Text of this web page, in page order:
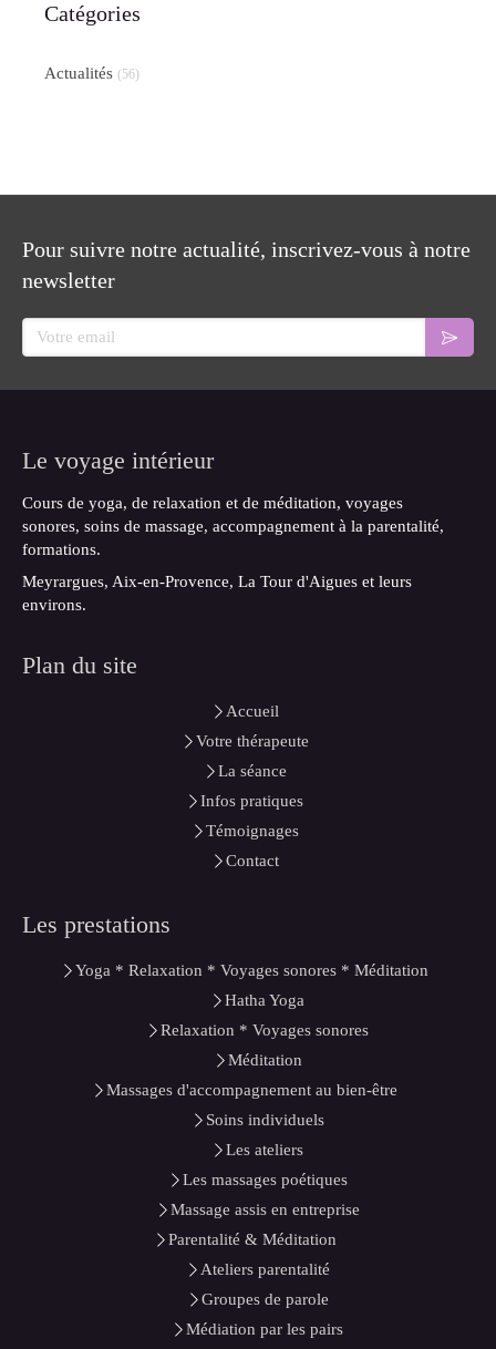
Catégories
Actualités (56)
Pour suivre notre actualité, inscrivez-vous à notre
newsletter
Le voyage intérieur
Cours de yoga, de relaxation et de méditation, voyages
sonores, soins de massage, accompagnement à la parentalité,
formations.
Meyrargues, Aix-en-Provence, La Tour d'Aigues et leurs
environs.
Plan du site
Accueil
Votre thérapeute
La séance
Infos pratiques
Témoignages
Contact
Les prestations
Yoga * Relaxation * Voyages sonores * Méditation
Hatha Yoga
Relaxation * Voyages sonores
Méditation
Massages d'accompagnement au bien-être
Soins individuels
Les ateliers
Les massages poétiques
Massage assis en entreprise
Parentalité & Méditation
Ateliers parentalité
Groupes de parole
Médiation par les pairs